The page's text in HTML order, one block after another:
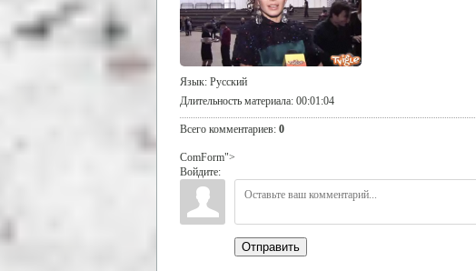
Язык: Русский
Длительность материала: 00:01:04
Всего комментариев: 0
ComForm">
Войдите:
Отправить